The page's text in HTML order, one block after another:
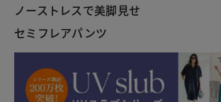
ノーストレスで美脚見せ
セミフレアパンツ